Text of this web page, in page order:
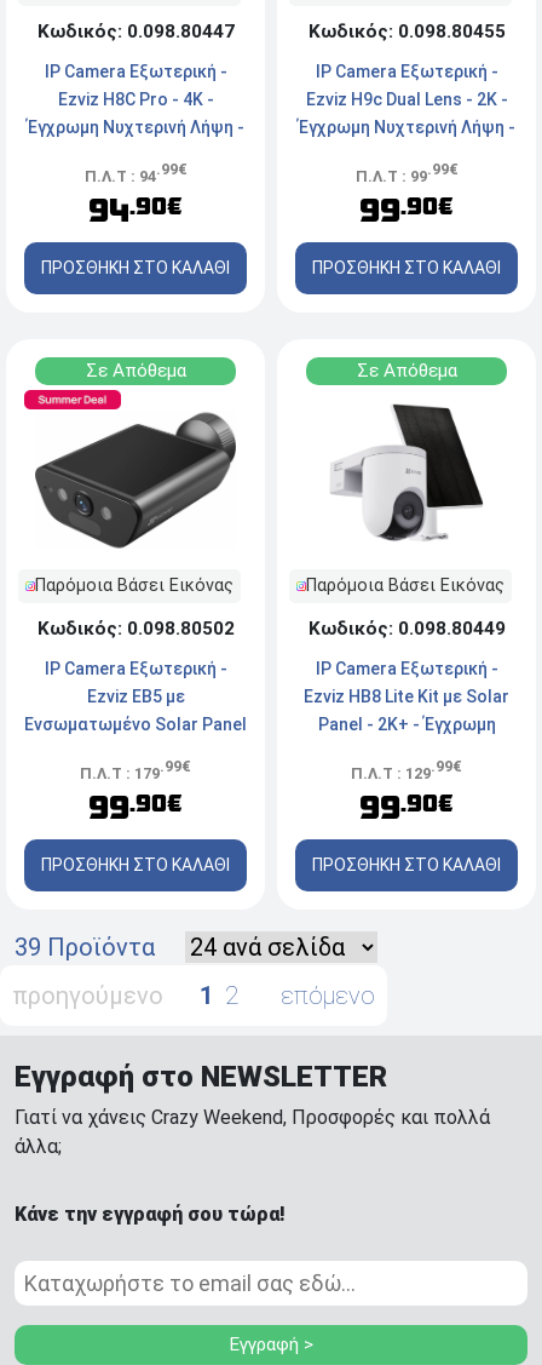
Κωδικός: 0.098.80447
IP Camera Εξωτερική -
Ezviz H8C Pro - 4K -
Έγχρωμη Νυχτερινή Λήψη -
Ενσύρματη - White
Π.Λ.Τ : 94.99€
94.90€
ΠΡΟΣΘΗΚΗ ΣΤΟ ΚΑΛΑΘΙ
Κωδικός: 0.098.80455
IP Camera Εξωτερική -
Ezviz H9c Dual Lens - 2K -
Έγχρωμη Νυχτερινή Λήψη -
Ασύρματη - White
Π.Λ.Τ : 99.99€
99.90€
ΠΡΟΣΘΗΚΗ ΣΤΟ ΚΑΛΑΘΙ
Σε Απόθεμα
Παρόμοια Βάσει Εικόνας
Κωδικός: 0.098.80502
IP Camera Εξωτερική -
Ezviz EB5 με
Ενσωματωμένο Solar Panel
Λήψη - Αδιάβροχη - WiFi -
Black
Π.Λ.Τ : 179.99€
99.90€
ΠΡΟΣΘΗΚΗ ΣΤΟ ΚΑΛΑΘΙ
Σε Απόθεμα
Παρόμοια Βάσει Εικόνας
Κωδικός: 0.098.80449
IP Camera Εξωτερική -
Ezviz HB8 Lite Kit με Solar
Panel - 2K+ - Έγχρωμη
Black
Π.Λ.Τ : 129.99€
99.90€
ΠΡΟΣΘΗΚΗ ΣΤΟ ΚΑΛΑΘΙ
39 Προϊόντα
προηγούμενο
1 2 επόμενο
Εγγραφή στο NEWSLETTER
Γιατί να χάνεις Crazy Weekend, Προσφορές και πολλά
άλλα;
Κάνε την εγγραφή σου τώρα!
Εγγραφή >